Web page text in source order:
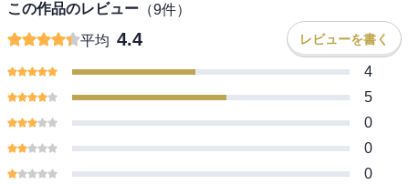
この作品のレビュー （9件）
平均 4.4 レビューを書く
4
5
0
0
0